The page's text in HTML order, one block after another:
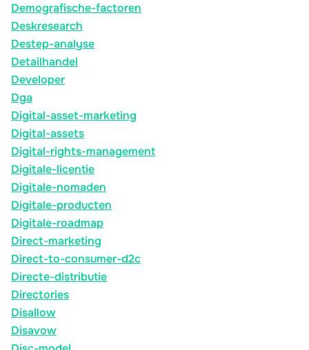
Demografische-factoren
Deskresearch
Destep-analyse
Detailhandel
Developer
Dga
Digital-asset-marketing
Digital-assets
Digital-rights-management
Digitale-licentie
Digitale-nomaden
Digitale-producten
Digitale-roadmap
Direct-marketing
Direct-to-consumer-d2c
Directe-distributie
Directories
Disallow
Disavow